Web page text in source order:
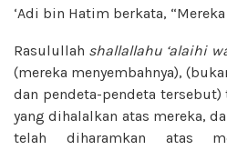
‘Adi bin Hatim berkata,
Rasulullah shallallahu ‘alaihi
(mereka menyembahnya),
dan pendeta-pendeta tersebut)
yang dihalalkan atas mereka,
telah diharamkan atas